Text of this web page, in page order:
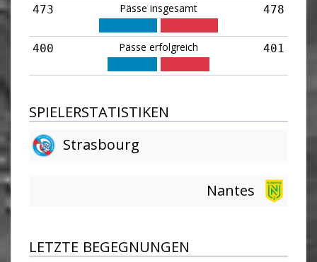
473 Pässe insgesamt 478
400 Pässe erfolgreich 401
SPIELERSTATISTIKEN
Strasbourg
Nantes
LETZTE BEGEGNUNGEN